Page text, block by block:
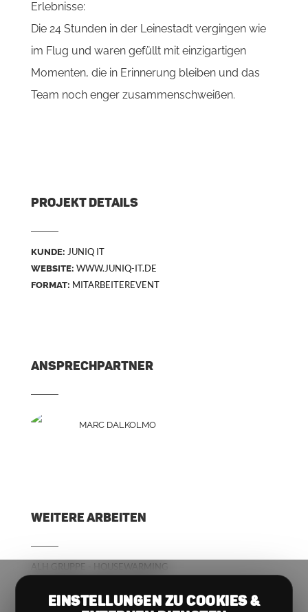
Erlebnisse:
Die 24 Stunden in der Leinestadt vergingen wie
im Flug und waren gefüllt mit einzigartigen
Momenten, die in Erinnerung bleiben und das
Team noch enger zusammenschweißen.
PROJEKT DETAILS
KUNDE: JUNIQ IT
WEBSITE: WWW.JUNIQ-IT.DE
FORMAT: MITARBEITEREVENT
ANSPRECHPARTNER
MARC DALKOLMO
WEITERE ARBEITEN
ALH GRUPPE - HOUSEWARMING
AMAZON GUERILLA PROMOTION
EINSTELLUNGEN ZU COOKIES &